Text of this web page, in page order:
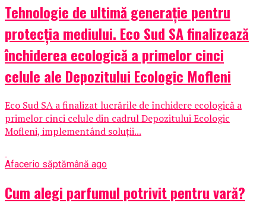
Tehnologie de ultimă generație pentru
protecția mediului. Eco Sud SA finalizează
închiderea ecologică a primelor cinci
celule ale Depozitului Ecologic Mofleni
Eco Sud SA a finalizat lucrările de închidere ecologică a
primelor cinci celule din cadrul Depozitului Ecologic
Mofleni, implementând soluții...
Afacerio săptămână ago
Cum alegi parfumul potrivit pentru vară?